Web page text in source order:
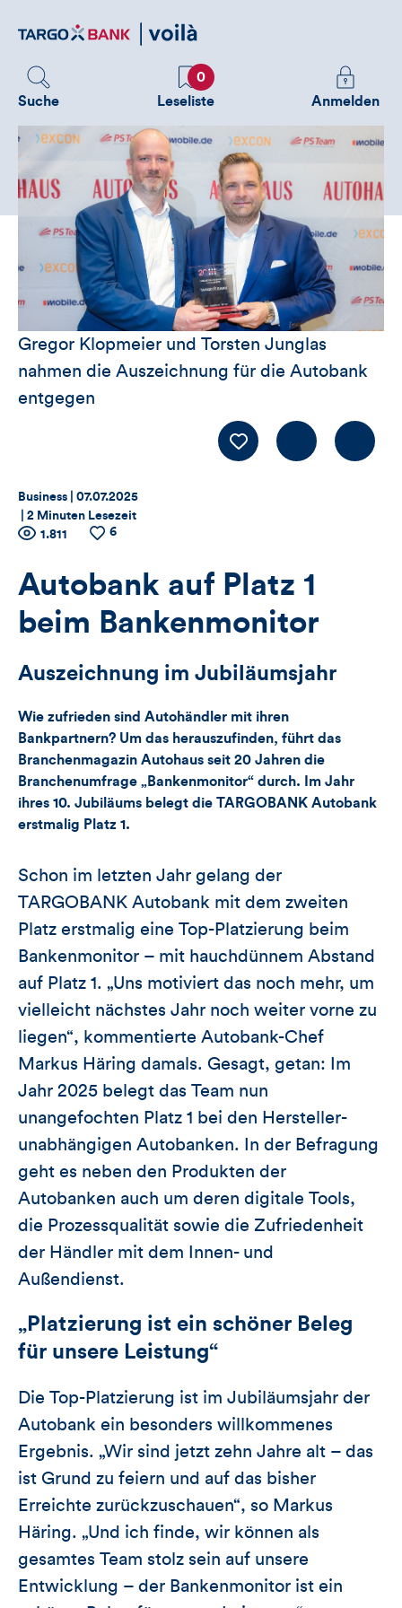
zum
Suche
Favoriten
0
Leseliste
Melden
Sie
an
zusätzliche
sehen
Anmelden
Gregor Klopmeier und Torsten Junglas
nahmen die Auszeichnung für die Autobank
entgegen
LIKE Kommentieren
Thema:
Business | Datum:
07.07.2025
2 Minuten Lesezeit
Zähler
für
Views,
Likes
Kommentare
dieses
Artikels
Anzahl
Views
1.811
Anzahl
Likes
6
Autobank auf Platz 1
beim Bankenmonitor
Auszeichnung im Jubiläumsjahr
Wie zufrieden sind Autohändler mit ihren
Bankpartnern? Um das herauszufinden, führt das
Branchenmagazin Autohaus seit 20 Jahren die
Branchenumfrage „Bankenmonitor“ durch. Im Jahr
ihres 10. Jubiläums belegt die TARGOBANK Autobank
erstmalig Platz 1.
Schon im letzten Jahr gelang der
TARGOBANK Autobank mit dem zweiten
Platz erstmalig eine Top-Platzierung beim
Bankenmonitor – mit hauchdünnem Abstand
auf Platz 1. „Uns motiviert das noch mehr, um
vielleicht nächstes Jahr noch weiter vorne zu
liegen“, kommentierte Autobank-Chef
Markus Häring damals. Gesagt, getan: Im
Jahr 2025 belegt das Team nun
unangefochten Platz 1 bei den Hersteller-
unabhängigen Autobanken. In der Befragung
geht es neben den Produkten der
Autobanken auch um deren digitale Tools,
die Prozessqualität sowie die Zufriedenheit
der Händler mit dem Innen- und
Außendienst.
„Platzierung ist ein schöner Beleg
für unsere Leistung“
Die Top-Platzierung ist im Jubiläumsjahr der
Autobank ein besonders willkommenes
Ergebnis. „Wir sind jetzt zehn Jahre alt – das
ist Grund zu feiern und auf das bisher
Erreichte zurückzuschauen“, so Markus
Häring. „Und ich finde, wir können als
gesamtes Team stolz sein auf unsere
Entwicklung – der Bankenmonitor ist ein